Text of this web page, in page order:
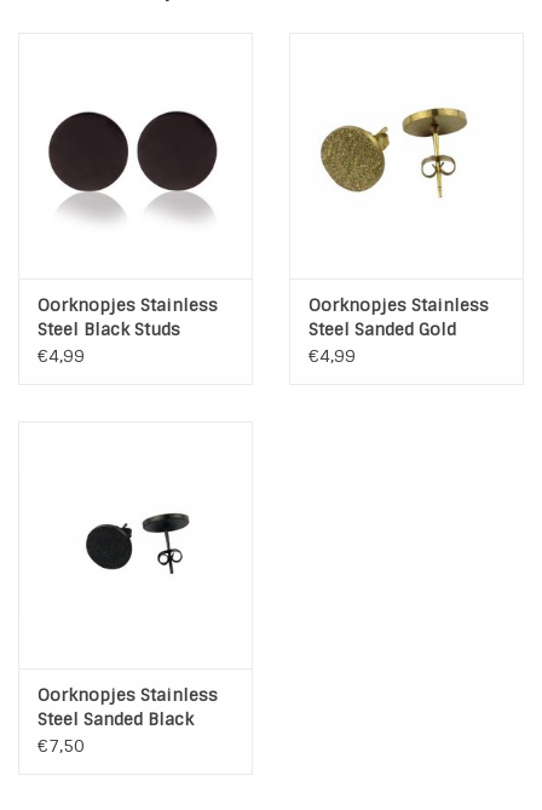
Oorknopjes Stainless
Steel Black Studs
€4,99
Oorknopjes Stainless
Steel Sanded Gold
Studs
€4,99
Oorknopjes Stainless
Steel Sanded Black
Studs
€7,50